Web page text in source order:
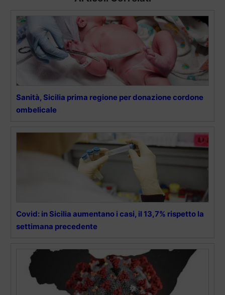
Sanità, Sicilia prima regione per donazione cordone
ombelicale
Covid: in Sicilia aumentano i casi, il 13,7% rispetto la
settimana precedente